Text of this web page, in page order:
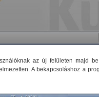
az új felületen majd
A bekapcsoláshoz a